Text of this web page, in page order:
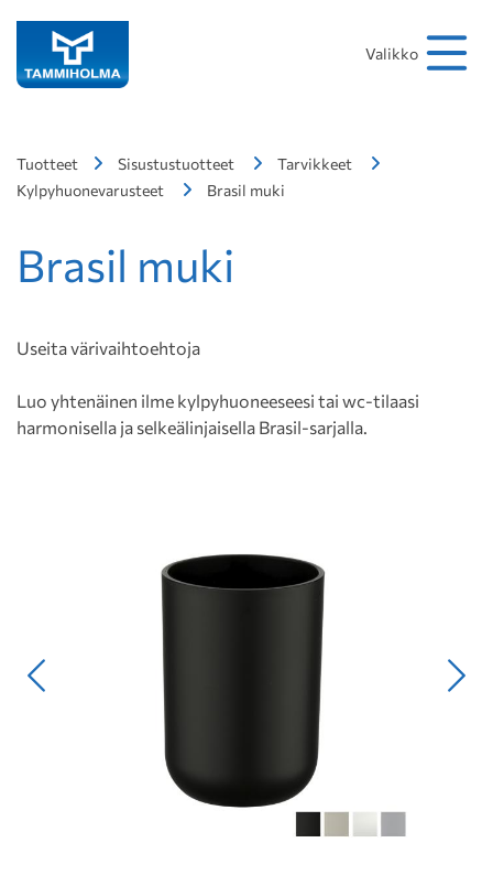
Valikko
Tuotteet Sisustustuotteet
Tarvikkeet
Kylpyhuonevarusteet
Brasil muki
Brasil muki
Useita värivaihtoehtoja
Luo yhtenäinen ilme kylpyhuoneeseesi tai wc-tilaasi
harmonisella ja selkeälinjaisella Brasil-sarjalla.
Edellinen